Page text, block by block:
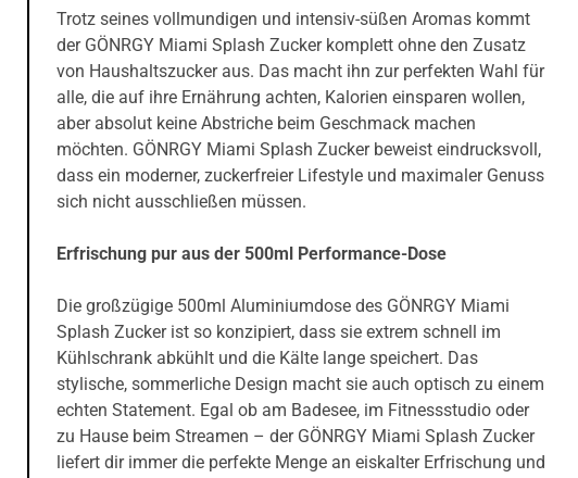
Trotz seines vollmundigen und intensiv-süßen Aromas kommt
der GÖNRGY Miami Splash Zucker komplett ohne den Zusatz
von Haushaltszucker aus. Das macht ihn zur perfekten Wahl für
alle, die auf ihre Ernährung achten, Kalorien einsparen wollen,
aber absolut keine Abstriche beim Geschmack machen
möchten. GÖNRGY Miami Splash Zucker beweist eindrucksvoll,
dass ein moderner, zuckerfreier Lifestyle und maximaler Genuss
sich nicht ausschließen müssen.
Erfrischung pur aus der 500ml Performance-Dose
Die großzügige 500ml Aluminiumdose des GÖNRGY Miami
Splash Zucker ist so konzipiert, dass sie extrem schnell im
Kühlschrank abkühlt und die Kälte lange speichert. Das
stylische, sommerliche Design macht sie auch optisch zu einem
echten Statement. Egal ob am Badesee, im Fitnessstudio oder
zu Hause beim Streamen – der GÖNRGY Miami Splash Zucker
liefert dir immer die perfekte Menge an eiskalter Erfrischung und